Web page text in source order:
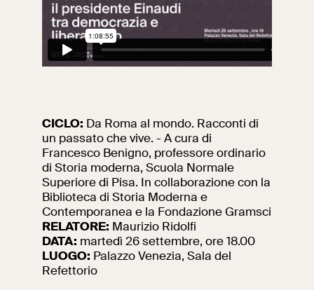
Scuole
Ricerca
Mostre ed eventi
Incontriamoci al
Video
Opere
La collezione
del VIVE
CICLO: Da Roma al mondo. Racconti di
un passato che vive. - A cura di
Francesco Benigno, professore ordinario
di Storia moderna, Scuola Normale
Superiore di Pisa. In collaborazione con la
Biblioteca di Storia Moderna e
Contemporanea e la Fondazione Gramsci
RELATORE: Maurizio Ridolfi
DATA: martedì 26 settembre, ore 18.00
LUOGO: Palazzo Venezia, Sala del
Refettorio